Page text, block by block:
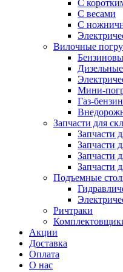
С
С весами
С
Вилочные
Мини-
Газ-
Запчасти для
Запчасти
Запчасти
Запчасти
Запчасти
Подъемные
Ричтраки
Акции
Доставка
Оплата
О нас